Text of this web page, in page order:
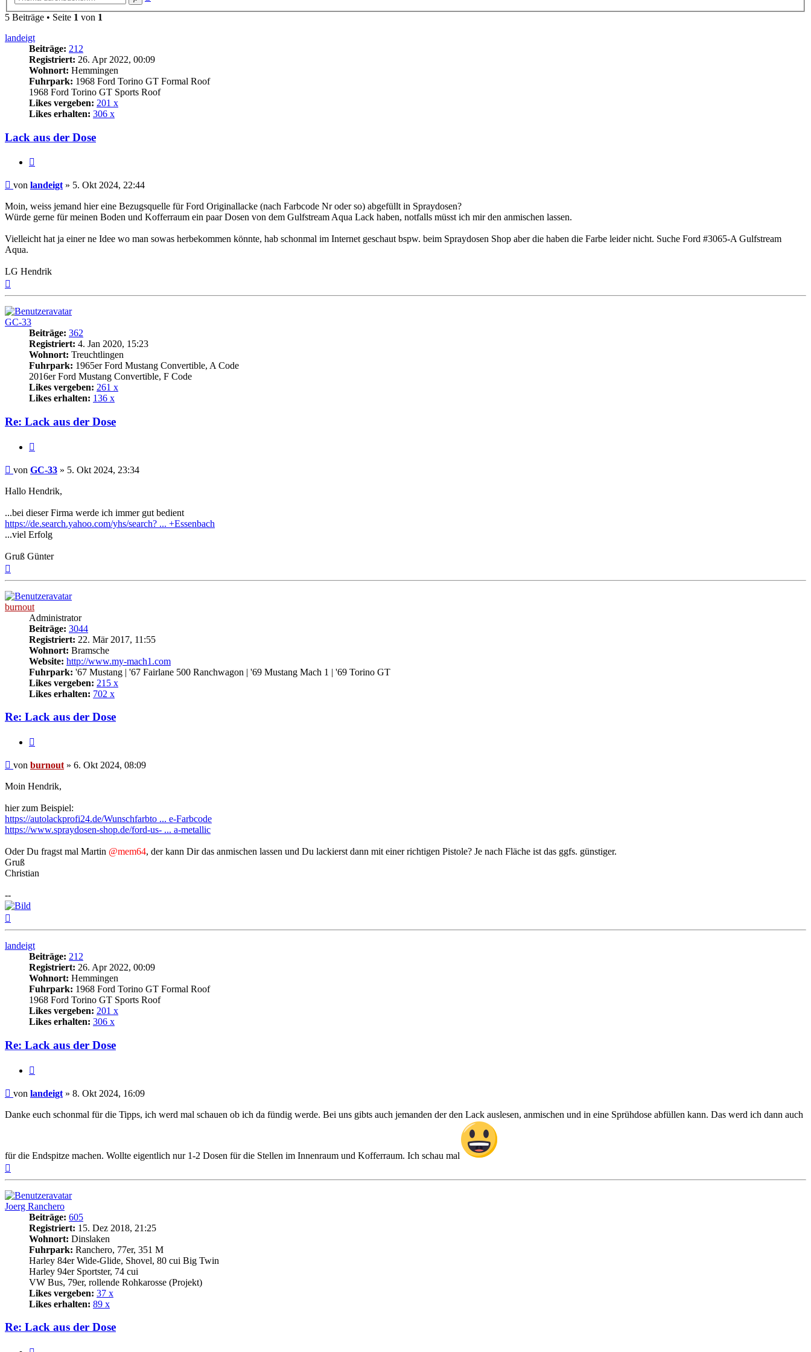
5 Beiträge • Seite 1 von 1
landeigt
Beiträge: 212
Registriert: 26. Apr 2022, 00:09
Wohnort: Hemmingen
Fuhrpark: 1968 Ford Torino GT Formal Roof
1968 Ford Torino GT Sports Roof
Likes vergeben: 201 x
Likes erhalten: 306 x
Lack aus der Dose
Beitrag
von landeigt » 5. Okt 2024, 22:44
Moin, weiss jemand hier eine Bezugsquelle für Ford Originallacke (nach Farbcode Nr oder so) abgefüllt in Spraydosen?
Würde gerne für meinen Boden und Kofferraum ein paar Dosen von dem Gulfstream Aqua Lack haben, notfalls müsst ich mir den anmischen lassen.
Vielleicht hat ja einer ne Idee wo man sowas herbekommen könnte, hab schonmal im Internet geschaut bspw. beim Spraydosen Shop aber die haben die Farbe leider nicht. Suche Ford #3065-A Gulfstream
Aqua.
LG Hendrik
GC-33
Beiträge: 362
Registriert: 4. Jan 2020, 15:23
Wohnort: Treuchtlingen
Fuhrpark: 1965er Ford Mustang Convertible, A Code
2016er Ford Mustang Convertible, F Code
Likes vergeben: 261 x
Likes erhalten: 136 x
Re: Lack aus der Dose
Beitrag
von GC-33 » 5. Okt 2024, 23:34
Hallo Hendrik,
...bei dieser Firma werde ich immer gut bedient
https://de.search.yahoo.com/yhs/search? ... +Essenbach
...viel Erfolg
Gruß Günter
burnout
Administrator
Beiträge: 3044
Registriert: 22. Mär 2017, 11:55
Wohnort: Bramsche
Website: http://www.my-mach1.com
Fuhrpark: '67 Mustang | '67 Fairlane 500 Ranchwagon | '69 Mustang Mach 1 | '69 Torino GT
Likes vergeben: 215 x
Likes erhalten: 702 x
Re: Lack aus der Dose
Beitrag
von burnout » 6. Okt 2024, 08:09
Moin Hendrik,
hier zum Beispiel:
https://autolackprofi24.de/Wunschfarbto ... e-Farbcode
https://www.spraydosen-shop.de/ford-us- ... a-metallic
Oder Du fragst mal Martin @mem64, der kann Dir das anmischen lassen und Du lackierst dann mit einer richtigen Pistole? Je nach Fläche ist das ggfs. günstiger.
Gruß
Christian
--
landeigt
Beiträge: 212
Registriert: 26. Apr 2022, 00:09
Wohnort: Hemmingen
Fuhrpark: 1968 Ford Torino GT Formal Roof
1968 Ford Torino GT Sports Roof
Likes vergeben: 201 x
Likes erhalten: 306 x
Re: Lack aus der Dose
Beitrag
von landeigt » 8. Okt 2024, 16:09
Danke euch schonmal für die Tipps, ich werd mal schauen ob ich da fündig werde. Bei uns gibts auch jemanden der den Lack auslesen, anmischen und in eine Sprühdose abfüllen kann. Das werd ich dann auch
für die Endspitze machen. Wollte eigentlich nur 1-2 Dosen für die Stellen im Innenraum und Kofferraum. Ich schau mal
Joerg Ranchero
Beiträge: 605
Registriert: 15. Dez 2018, 21:25
Wohnort: Dinslaken
Fuhrpark: Ranchero, 77er, 351 M
Harley 84er Wide-Glide, Shovel, 80 cui Big Twin
Harley 94er Sportster, 74 cui
VW Bus, 79er, rollende Rohkarosse (Projekt)
Likes vergeben: 37 x
Likes erhalten: 89 x
Re: Lack aus der Dose